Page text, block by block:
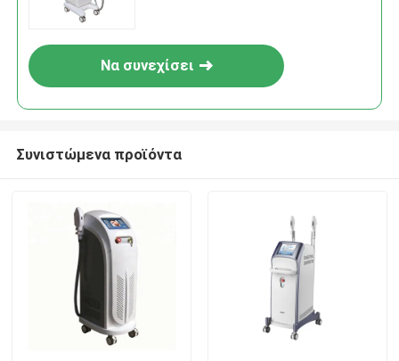
Να συνεχίσει
Συνιστώμενα προϊόντα